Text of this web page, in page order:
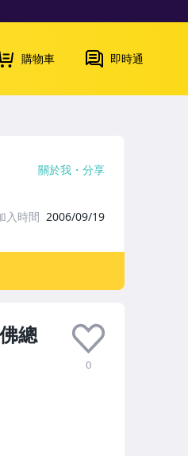
購物車 即時通
總
0
關於我 分享
入時間 2006/09/19